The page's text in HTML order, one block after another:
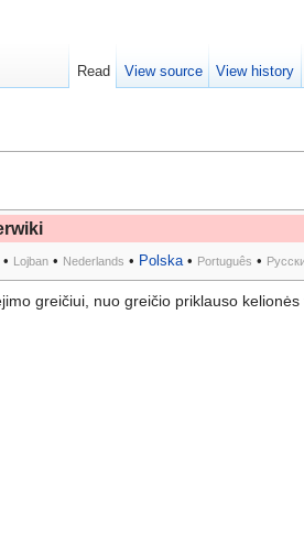
• Lojban • Nederlands • Polska• Português •
greičiui, nuo greičio priklauso
Read View source View history